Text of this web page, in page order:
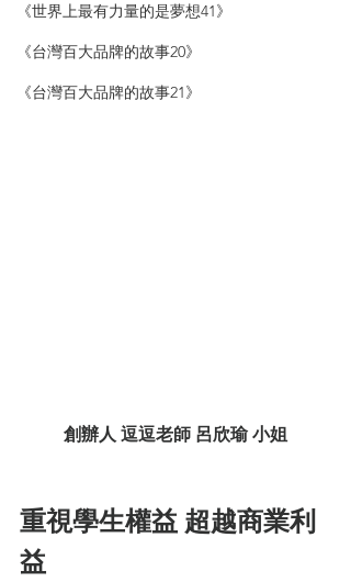
《世界上最有力量的是夢想41》
《台灣百大品牌的故事20》
《台灣百大品牌的故事21》
創辦人 逗逗老師 呂欣瑜 小姐
重視學生權益 超越商業利
益